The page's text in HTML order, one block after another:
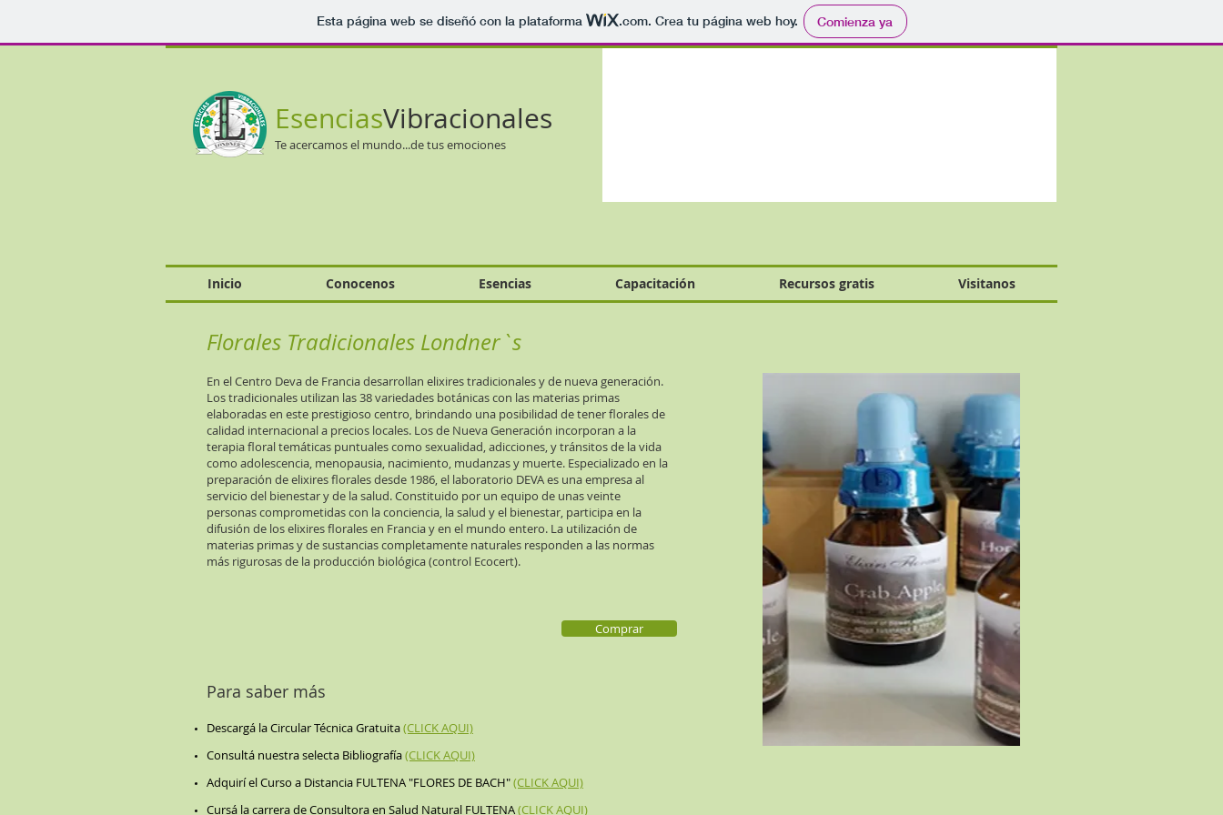
Esta página web se diseñó con la plataforma .com. Crea tu página web hoy. Comienza ya
EsenciasVibracionales
Te acercamos el mundo...de tus emociones
Inicio Conocenos Esencias Capacitación Recursos gratis Visitanos
Florales Tradicionales Londner`s
En el Centro Deva de Francia desarrollan elixires tradicionales y de nueva generación.
Los tradicionales utilizan las 38 variedades botánicas con las materias primas
elaboradas en este prestigioso centro, brindando una posibilidad de tener florales de
calidad internacional a precios locales. Los de Nueva Generación incorporan a la
terapia floral temáticas puntuales como sexualidad, adicciones, y tránsitos de la vida
como adolescencia, menopausia, nacimiento, mudanzas y muerte. Especializado en la
preparación de elixires florales desde 1986, el laboratorio DEVA es una empresa al
servicio del bienestar y de la salud. Constituido por un equipo de unas veinte
personas comprometidas con la conciencia, la salud y el bienestar, participa en la
difusión de los elixires florales en Francia y en el mundo entero. La utilización de
materias primas y de sustancias completamente naturales responden a las normas
más rigurosas de la producción biológica (control Ecocert).
Comprar
Para saber más
Descargá la Circular Técnica Gratuita(CLICK AQUI)
Consultá nuestra selecta Bibliografía(CLICK AQUI)
Adquirí el Curso a Distancia FULTENA "FLORES DE BACH"(CLICK AQUI)
Cursá la carrera de Consultora en Salud Natural FULTENA(CLICK AQUI)